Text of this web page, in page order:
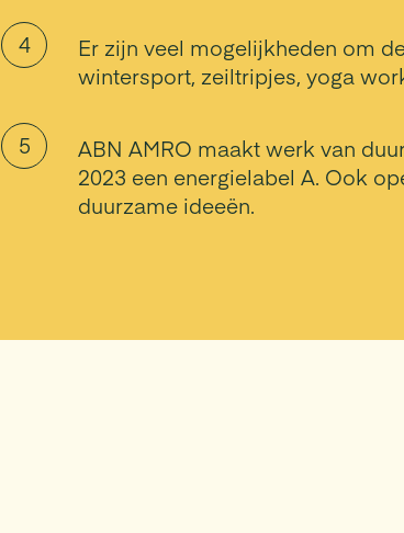
Er zijn veel mogelijkheden om
wintersport, zeiltripjes, yoga
ABN AMRO maakt werk van
2023 een energielabel A. Ook
duurzame ideeën.